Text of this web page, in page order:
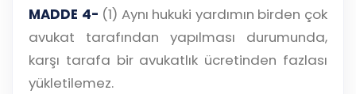
MADDE 4- (1) Aynı hukuki yardımın birden çok
avukat tarafından yapılması durumunda,
karşı tarafa bir avukatlık ücretinden fazlası
yükletilemez.